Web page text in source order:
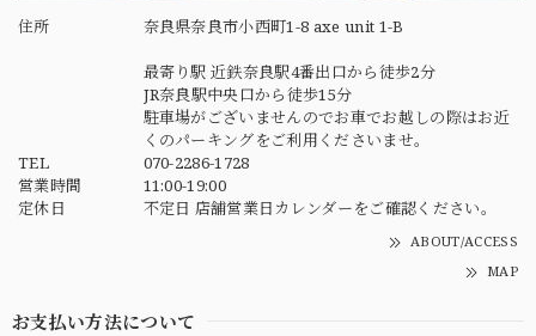
住所 奈良県奈良市小西町1-8 axe unit 1-B
最寄り駅 近鉄奈良駅4番出口から徒歩2分
JR奈良駅中央口から徒歩15分
駐車場がございませんのでお車でお越しの際はお近
くのパーキングをご利用くださいませ。
TEL
070-2286-1728
営業時間
11:00-19:00
定休日
不定日 店舗営業日カレンダーをご確認ください。
ABOUT/ACCESS
MAP
お支払い方法について